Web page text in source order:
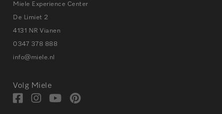
Miele Experience Center
De Limiet 2
4131 NR Vianen
0347 378 888
info@miele.nl
Volg Miele
Bezoek
BezoekBezoek
Visit